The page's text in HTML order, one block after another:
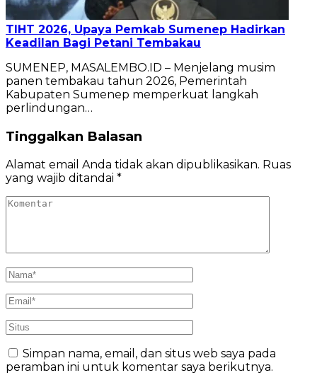
TIHT 2026, Upaya Pemkab Sumenep Hadirkan
Keadilan Bagi Petani Tembakau
SUMENEP, MASALEMBO.ID – Menjelang musim
panen tembakau tahun 2026, Pemerintah
Kabupaten Sumenep memperkuat langkah
perlindungan…
Tinggalkan Balasan
Alamat email Anda tidak akan dipublikasikan. Ruas
yang wajib ditandai *
Simpan nama, email, dan situs web saya pada
peramban ini untuk komentar saya berikutnya.